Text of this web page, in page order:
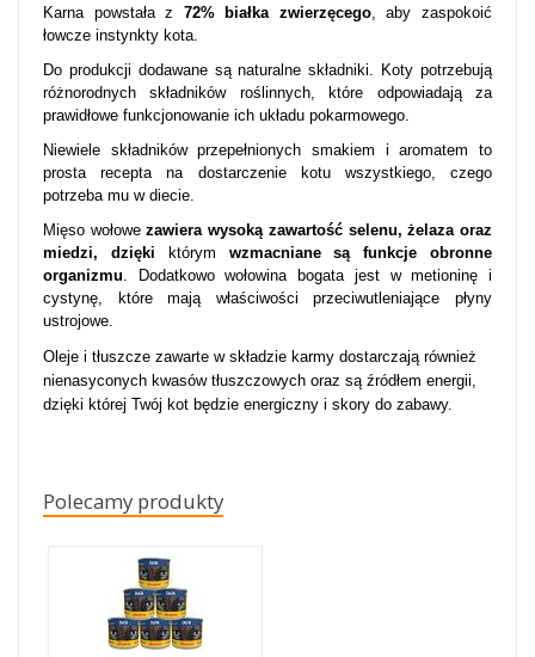
Karna powstała z 72% białka zwierzęcego, aby zaspokoić
łowcze instynkty kota.
Do produkcji dodawane są naturalne składniki. Koty potrzebują
różnorodnych składników roślinnych, które odpowiadają za
prawidłowe funkcjonowanie ich układu pokarmowego.
Niewiele składników przepełnionych smakiem i aromatem to
prosta recepta na dostarczenie kotu wszystkiego, czego
potrzeba mu w diecie.
Mięso wołowezawiera wysoką zawartość selenu, żelaza oraz
miedzi, dzięki którym wzmacniane są funkcje obronne
organizmu. Dodatkowo wołowina bogata jest w metioninę i
cystynę, które mają właściwości przeciwutleniające płyny
ustrojowe.
Oleje i tłuszcze zawarte w składzie karmy dostarczają również
nienasyconych kwasów tłuszczowych oraz są źródłem energii,
dzięki której Twój kot będzie energiczny i skory do zabawy.
Polecamy produkty